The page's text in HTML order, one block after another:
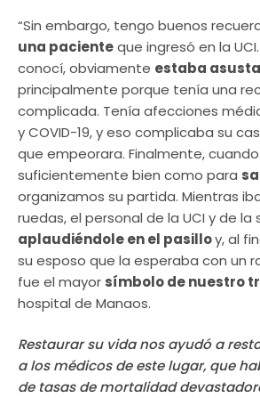
“Sin embargo, tengo buenos
una pacienteque ingresó en la
conocí, obviamente estaba
principalmente porque tenía una
complicada. Tenía afecciones
y COVID-19, y eso complicaba su
que empeorara. Finalmente,
suficientemente bien como para
organizamos su partida. Mientras
ruedas, el personal de la UCI y de la
aplaudiéndole en el pasilloy, al
su esposo que la esperaba con un
fue el mayor símbolo de nuestro
hospital de Manaos.
Restaurar su vida nos ayudó a
a los médicos de este lugar, que
de tasas de mortalidad